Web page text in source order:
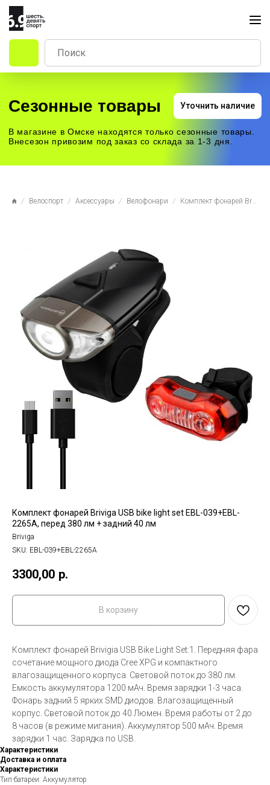
Сезонные товары
В магазине в Омске находятся только сезонные товары.
Внесезон привозим под заказ со склада за 1-3 дня.
Велоспорт Аксессуары Велофонари Комплект фонарей Briviga USB bike light set EBL-039+EBL-2265A, перед 380 лм + задний 40 лм
Комплект фонарей Briviga USB bike light set EBL-039+EBL-
2265A, перед 380 лм + задний 40 лм
Briviga
SKU: EBL-039+EBL-2265A
3300,00 р.
В корзину
Комплект фонарей Brivigia USB Bike Light Set:1. Передняя фара
сочетание мощного диода Cree XPG и компактного
влагозащищенного корпуса. Световой поток до 380 лм.
Емкость аккумулятора 1200 мАч. Время зарядки 1-3 часа.
Фонарь задний 5 ярких SMD диодов. Влагозащищенный
корпус. Световой поток до 40 Люмен. Время работы от 2 до
8 часов (в режиме мигания). Аккумулятор 500 мАч. Время
зарядки 1 час. Зарядка по USB.
Характеристики
Доставка и оплата
Характеристики
Тип батареи: Аккумулятор